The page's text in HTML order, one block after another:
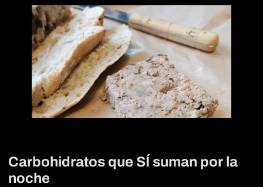
Carbohidratos que SÍ suman por la
noche